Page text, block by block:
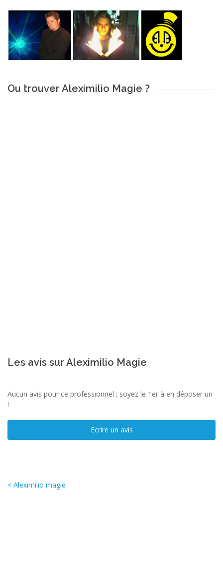
Ou trouver Aleximilio Magie ?
Les avis sur Aleximilio Magie
Aucun avis pour ce professionnel ; soyez le 1er à en déposer un
!
Ecrire un avis
< Aleximilio magie